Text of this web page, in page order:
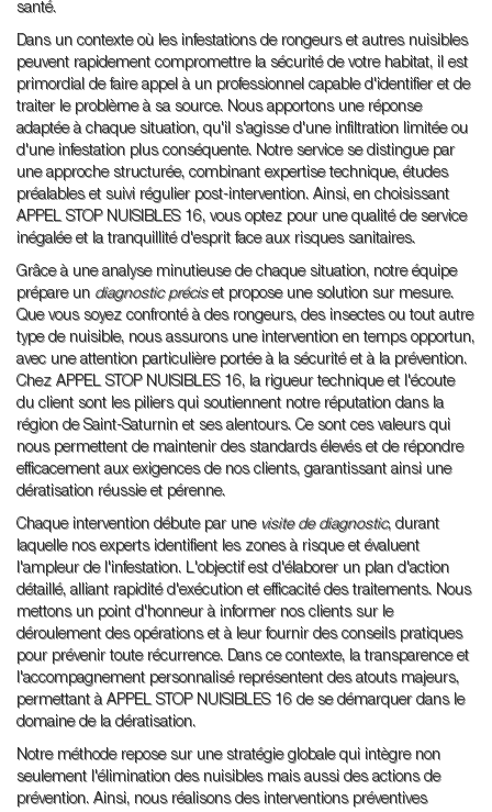
santé.
Dans un contexte où les infestations de rongeurs et autres nuisibles
peuvent rapidement compromettre la sécurité de votre habitat, il est
primordial de faire appel à un professionnel capable d'identifier et de
traiter le problème à sa source. Nous apportons une réponse
adaptée à chaque situation, qu'il s'agisse d'une infiltration limitée ou
d'une infestation plus conséquente. Notre service se distingue par
une approche structurée, combinant expertise technique, études
préalables et suivi régulier post-intervention. Ainsi, en choisissant
APPEL STOP NUISIBLES 16, vous optez pour une qualité de service
inégalée et la tranquillité d'esprit face aux risques sanitaires.
Grâce à une analyse minutieuse de chaque situation, notre équipe
prépare un diagnostic préciset propose une solution sur mesure.
Que vous soyez confronté à des rongeurs, des insectes ou tout autre
type de nuisible, nous assurons une intervention en temps opportun,
avec une attention particulière portée à la sécurité et à la prévention.
Chez APPEL STOP NUISIBLES 16, la rigueur technique et l'écoute
du client sont les piliers qui soutiennent notre réputation dans la
région de Saint-Saturnin et ses alentours. Ce sont ces valeurs qui
nous permettent de maintenir des standards élevés et de répondre
efficacement aux exigences de nos clients, garantissant ainsi une
dératisation réussie et pérenne.
Chaque intervention débute par une visite de diagnostic, durant
laquelle nos experts identifient les zones à risque et évaluent
l'ampleur de l'infestation. L'objectif est d'élaborer un plan d'action
détaillé, alliant rapidité d'exécution et efficacité des traitements. Nous
mettons un point d'honneur à informer nos clients sur le
déroulement des opérations et à leur fournir des conseils pratiques
pour prévenir toute récurrence. Dans ce contexte, la transparence et
l'accompagnement personnalisé représentent des atouts majeurs,
permettant à APPEL STOP NUISIBLES 16 de se démarquer dans le
domaine de la dératisation.
Notre méthode repose sur une stratégie globale qui intègre non
seulement l'élimination des nuisibles mais aussi des actions de
prévention. Ainsi, nous réalisons des interventions préventives